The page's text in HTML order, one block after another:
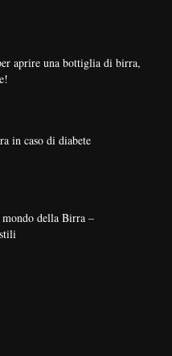
aprire una bottiglia di birra,
in caso di diabete
della Birra –